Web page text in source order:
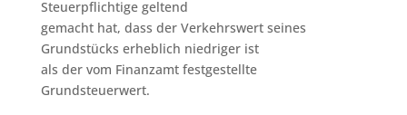
Steuerpflichtige geltend
gemacht hat, dass der Verkehrswert seines
Grundstücks erheblich niedriger ist
als der vom Finanzamt festgestellte
Grundsteuerwert.